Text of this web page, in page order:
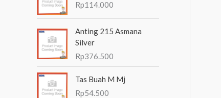
Rp114.000
Anting 215 Asmana
Silver
Rp376.500
Tas Buah M Mj
Rp54.500